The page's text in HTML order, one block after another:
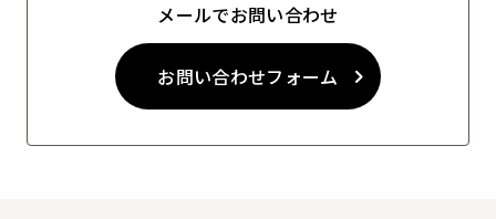
メールでお問い合わせ
お問い合わせフォーム